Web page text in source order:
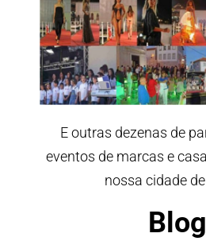
E outras dezenas de
eventos de marcas e
nossa cidade
Blog